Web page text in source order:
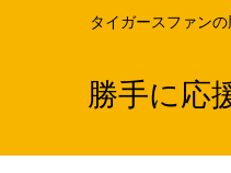
タイガースファン
勝手に応